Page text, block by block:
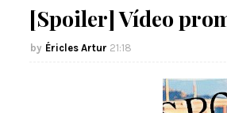
[Spoiler] Vídeo
Éricles Artur 21:18